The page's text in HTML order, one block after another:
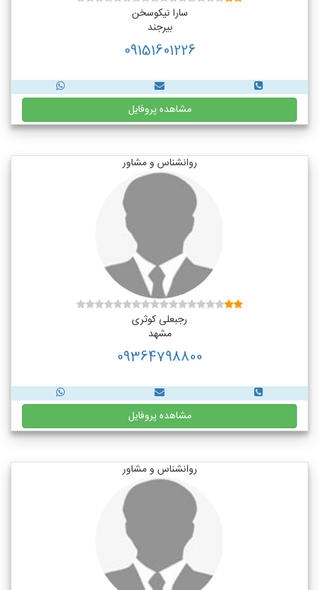
سارا نیکوسخن
بیرجند
09151601226
مشاهده پروفایل
روانشناس و مشاور
رجبعلی کوثری
مشهد
09364798800
مشاهده پروفایل
روانشناس و مشاور